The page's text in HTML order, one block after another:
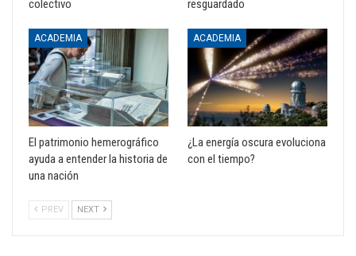
colectivo
resguardado
ACADEMIA
El patrimonio hemerográfico
ayuda a entender la historia de
una nación
ACADEMIA
¿La energía oscura evoluciona
con el tiempo?
PREV NEXT